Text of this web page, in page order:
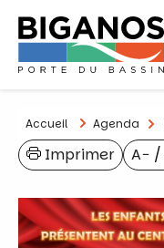
Accueil Agenda
A− /
Imprimer